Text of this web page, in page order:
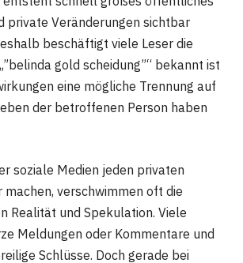
private Veränderungen sichtbar
beschäftigt viele Leser die
gold scheidung”“ bekannt ist
eine mögliche Trennung auf
der betroffenen Person haben
soziale Medien jeden privaten
verschwimmen oft die
Realität und Spekulation. Viele
Meldungen oder Kommentare und
Schlüsse. Doch gerade bei